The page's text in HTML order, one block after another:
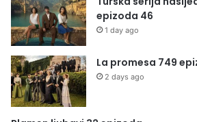
epizoda 46
1 day ago
La promesa 749
2 days ago